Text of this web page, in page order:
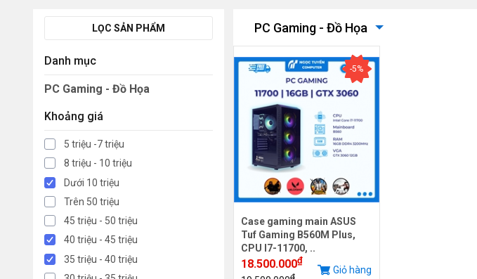
LỌC SẢN PHẨM
Danh mục
PC Gaming - Đồ Họa
Khoảng giá
5 triệu -7 triệu
8 triệu - 10 triệu
Dưới 10 triệu
Trên 50 triệu
45 triệu - 50 triệu
40 triệu - 45 triệu
35 triệu - 40 triệu
PC Gaming - Đồ Họa
-5%
Case gaming main ASUS
Tuf Gaming B560M Plus,
CPU I7-11700, ..
18.500.000₫
₫
Giỏ hàng